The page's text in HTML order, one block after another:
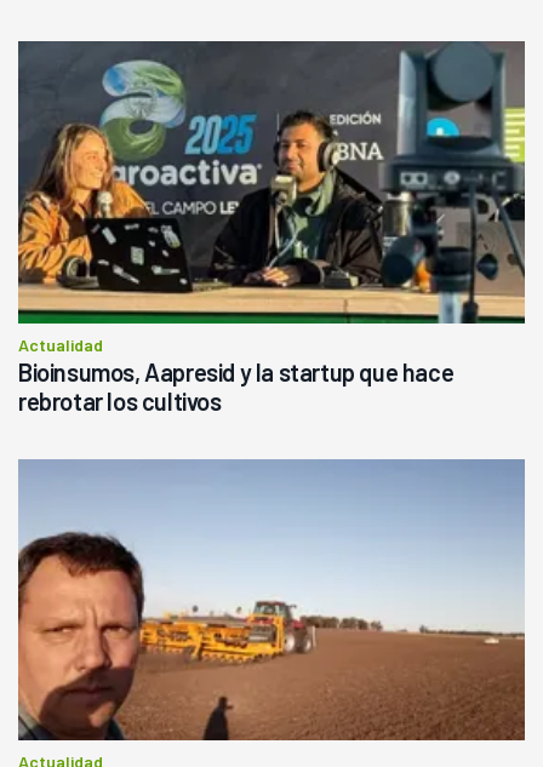
Actualidad
Bioinsumos, Aapresid y la startup que hace
rebrotar los cultivos
Actualidad